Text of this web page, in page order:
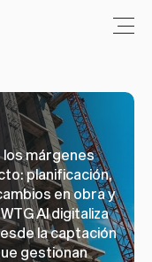
los márgenes
planificación,
en obra y
AI digitaliza
la captación
gestionan